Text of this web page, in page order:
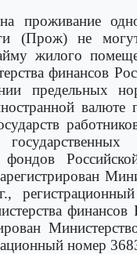
проживание
(Прож) не
жилого
финансов
предельных
валюте
номер